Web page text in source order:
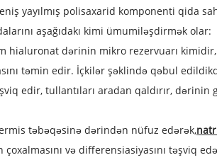
yayılmış polisaxarid komponenti qida
aşağıdakı kimi ümumiləşdirmək olar:
hialuronat dərinin mikro rezervuarı
təmin edir. İçkilər şəklində qəbul
edir, tullantıları aradan qaldırır,
təbəqəsinə dərindən nüfuz edərək,
və differensiasiyasını təşviq